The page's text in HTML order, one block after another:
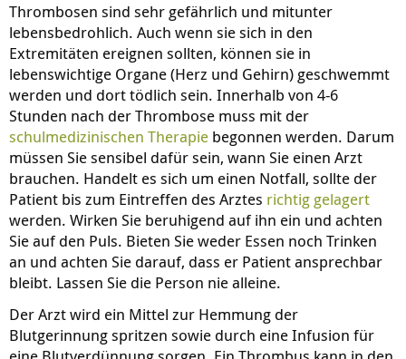
Thrombosen sind sehr gefährlich und mitunter
lebensbedrohlich. Auch wenn sie sich in den
Extremitäten ereignen sollten, können sie in
lebenswichtige Organe (Herz und Gehirn) geschwemmt
werden und dort tödlich sein. Innerhalb von 4-6
Stunden nach der Thrombose muss mit der
schulmedizinischen Therapie begonnen werden. Darum
müssen Sie sensibel dafür sein, wann Sie einen Arzt
brauchen. Handelt es sich um einen Notfall, sollte der
Patient bis zum Eintreffen des Arztes richtig gelagert
werden. Wirken Sie beruhigend auf ihn ein und achten
Sie auf den Puls. Bieten Sie weder Essen noch Trinken
an und achten Sie darauf, dass er Patient ansprechbar
bleibt. Lassen Sie die Person nie alleine.
Der Arzt wird ein Mittel zur Hemmung der
Blutgerinnung spritzen sowie durch eine Infusion für